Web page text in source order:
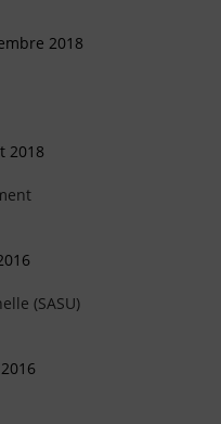
2018
2018
(SASU)